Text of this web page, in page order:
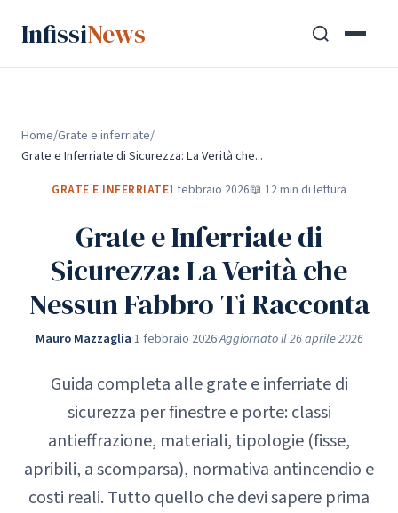
InfissiNews
Home Grate e inferriate
Grate e Inferriate di Sicurezza: La Verità che...
GRATE E INFERRIATE1 febbraio 2026📖 12 min di lettura
Grate e Inferriate di
Sicurezza: La Verità che
Nessun Fabbro Ti Racconta
Mauro Mazzaglia·1 febbraio 2026·Aggiornato il 26 aprile 2026
Guida completa alle grate e inferriate di
sicurezza per finestre e porte: classi
antieffrazione, materiali, tipologie (fisse,
apribili, a scomparsa), normativa antincendio e
costi reali. Tutto quello che devi sapere prima